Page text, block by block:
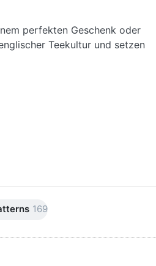
perfekten Geschenk oder
Teekultur und setzen
169